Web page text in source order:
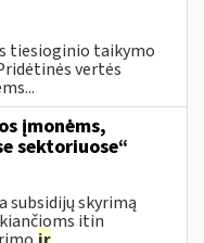
tiesioginio taikymo
vertės
įmonėms,
sektoriuose“
subsidijų skyrimą
itin